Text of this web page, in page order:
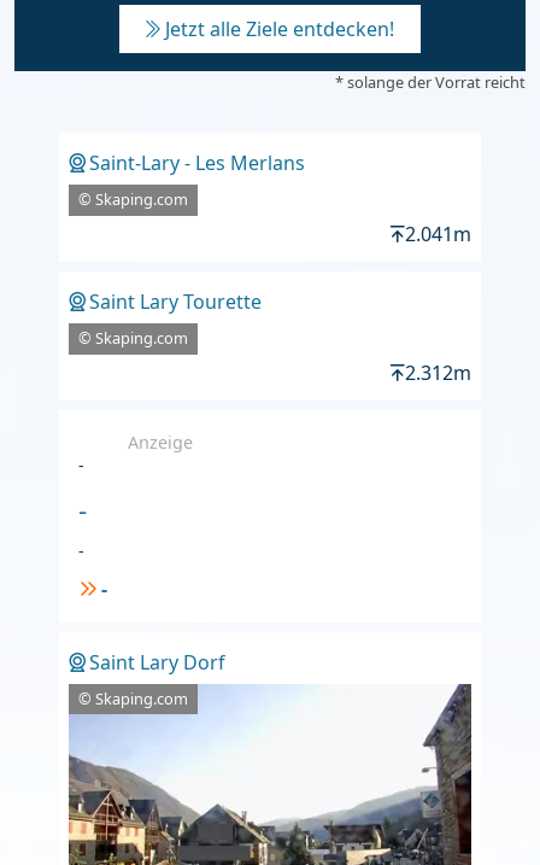
Jetzt alle Ziele entdecken!
* solange der Vorrat reicht
Saint-Lary - Les Merlans
© Skaping.com
2.041m
Saint Lary Tourette
© Skaping.com
2.312m
Anzeige
-
-
-
-
Saint Lary Dorf
© Skaping.com